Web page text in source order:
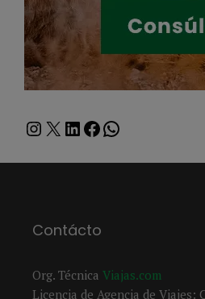
Instagram
X LinkedIn
Facebook
WhatsApp
Contácto
Org. Técnica Viajas.com
Licencia de Agencia de Viajes: